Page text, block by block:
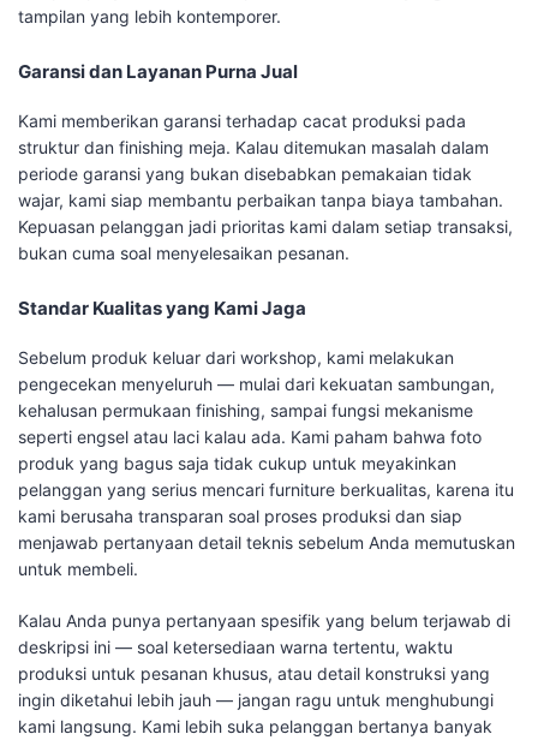
tampilan yang lebih kontemporer.
Garansi dan Layanan Purna Jual
Kami memberikan garansi terhadap cacat produksi pada
struktur dan finishing meja. Kalau ditemukan masalah dalam
periode garansi yang bukan disebabkan pemakaian tidak
wajar, kami siap membantu perbaikan tanpa biaya tambahan.
Kepuasan pelanggan jadi prioritas kami dalam setiap transaksi,
bukan cuma soal menyelesaikan pesanan.
Standar Kualitas yang Kami Jaga
Sebelum produk keluar dari workshop, kami melakukan
pengecekan menyeluruh — mulai dari kekuatan sambungan,
kehalusan permukaan finishing, sampai fungsi mekanisme
seperti engsel atau laci kalau ada. Kami paham bahwa foto
produk yang bagus saja tidak cukup untuk meyakinkan
pelanggan yang serius mencari furniture berkualitas, karena itu
kami berusaha transparan soal proses produksi dan siap
menjawab pertanyaan detail teknis sebelum Anda memutuskan
untuk membeli.
Kalau Anda punya pertanyaan spesifik yang belum terjawab di
deskripsi ini — soal ketersediaan warna tertentu, waktu
produksi untuk pesanan khusus, atau detail konstruksi yang
ingin diketahui lebih jauh — jangan ragu untuk menghubungi
kami langsung. Kami lebih suka pelanggan bertanya banyak